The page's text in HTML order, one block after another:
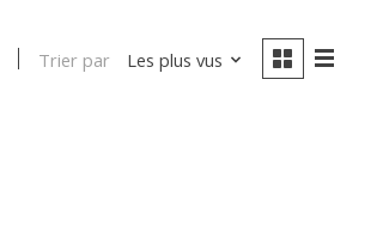
Trier par Les plus vus